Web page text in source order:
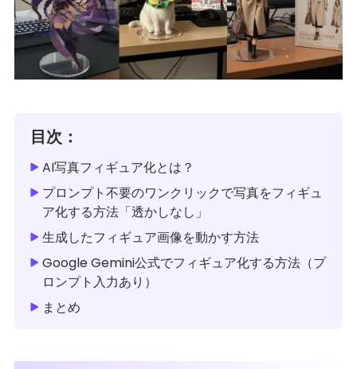
目次：
AI写真フィギュア化とは？
プロンプト不要のワンクリックで写真をフィギュ
ア化する方法「透かしなし」
生成したフィギュア画像を動かす方法
Google Gemini公式でフィギュア化する方法（プ
ロンプト入力あり）
まとめ